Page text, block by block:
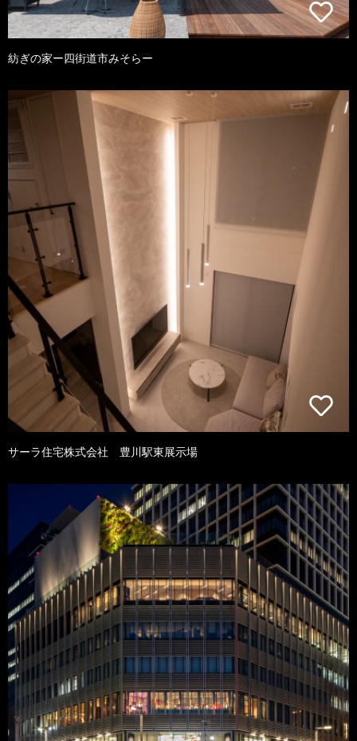
紡ぎの家ー四街道市みそらー
サーラ住宅株式会社 豊川駅東展示場